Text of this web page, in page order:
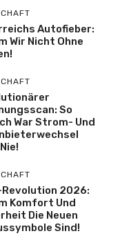
Autofieber:
Wir Nicht Ohne
So
War Strom- Und
2026:
Komfort Und
Die Neuen
Sind!